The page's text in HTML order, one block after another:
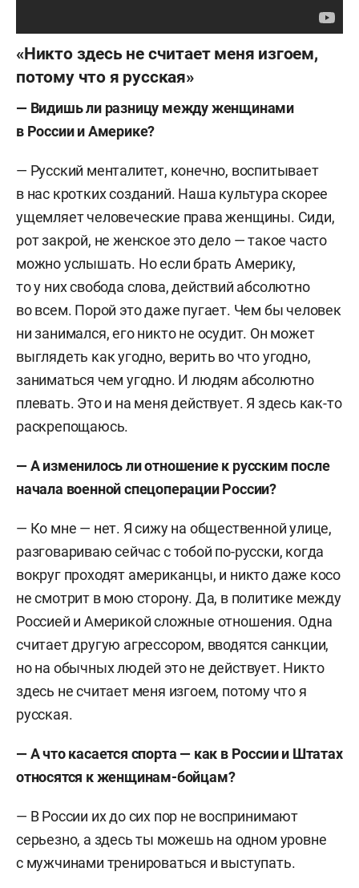
«Никто здесь не считает меня изгоем,
потому что я русская»
— Видишь ли разницу между женщинами
в России и Америке?
— Русский менталитет, конечно, воспитывает
в нас кротких созданий. Наша культура скорее
ущемляет человеческие права женщины. Сиди,
рот закрой, не женское это дело — такое часто
можно услышать. Но если брать Америку,
то у них свобода слова, действий абсолютно
во всем. Порой это даже пугает. Чем бы человек
ни занимался, его никто не осудит. Он может
выглядеть как угодно, верить во что угодно,
заниматься чем угодно. И людям абсолютно
плевать. Это и на меня действует. Я здесь как-то
раскрепощаюсь.
— А изменилось ли отношение к русским после
начала военной спецоперации России?
— Ко мне — нет. Я сижу на общественной улице,
разговариваю сейчас с тобой по-русски, когда
вокруг проходят американцы, и никто даже косо
не смотрит в мою сторону. Да, в политике между
Россией и Америкой сложные отношения. Одна
считает другую агрессором, вводятся санкции,
но на обычных людей это не действует. Никто
здесь не считает меня изгоем, потому что я
русская.
— А что касается спорта — как в России и Штатах
относятся к женщинам-бойцам?
— В России их до сих пор не воспринимают
серьезно, а здесь ты можешь на одном уровне
с мужчинами тренироваться и выступать.